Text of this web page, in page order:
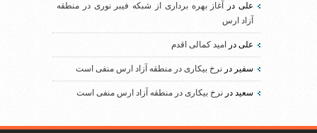
علیدر
آغاز بهره برداری از شبکه فیبر نوری در منطقه
آزاد ارس
علی در امید کمالی اقدم
سفیر در نرخ بیکاری در منطقه آزاد ارس منفی است
سعید در نرخ بیکاری در منطقه آزاد ارس منفی است